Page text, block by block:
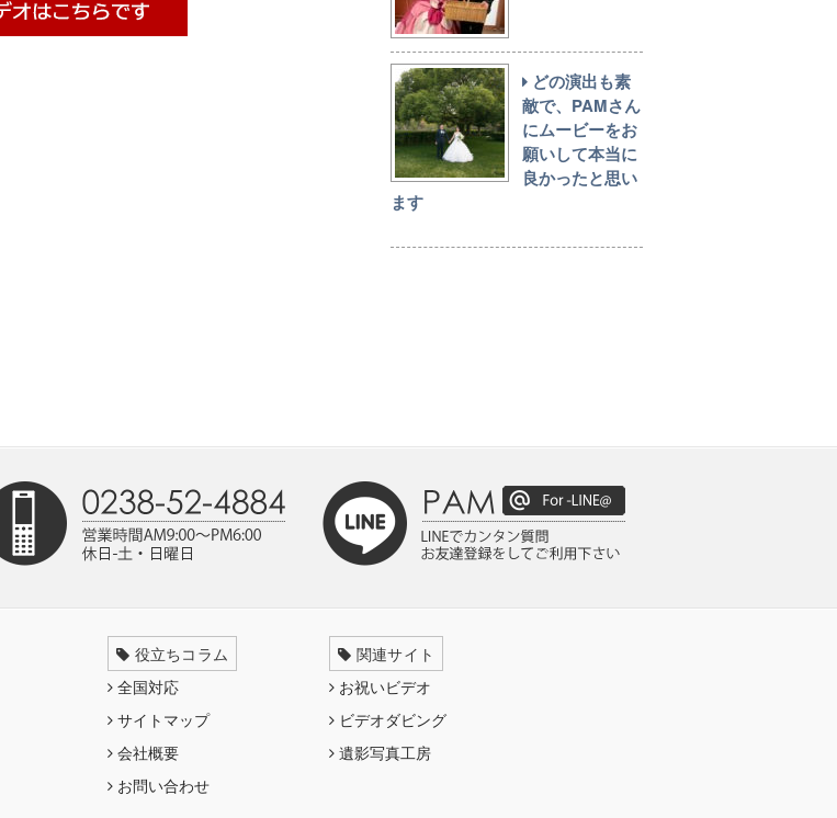
どの演出も素
敵で、PAMさん
にムービーをお
願いして本当に
良かったと思い
ます
役立ちコラム
全国対応
サイトマップ
会社概要
お問い合わせ
関連サイト
お祝いビデオ
ビデオダビング
遺影写真工房